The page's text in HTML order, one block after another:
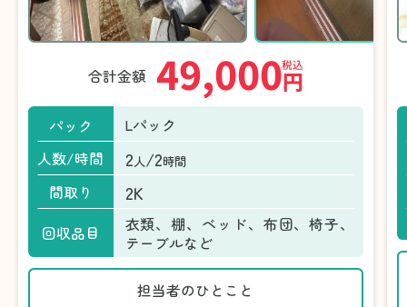
合計金額 49,000円
税込
パック
Lパック
人数/時間
2人/2時間
間取り 2K
回収品目
衣類、棚、ベッド、布団、椅子、
テーブルなど
担当者のひとこと